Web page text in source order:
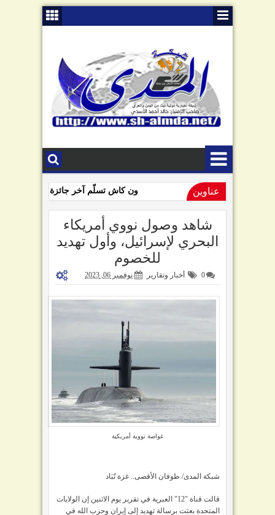
عناوين
ون كاش تسلّم آخر جائزة للفائزين
09:01 AM
شاهد وصول نووي أمريكاء
البحري لإسرائيل، وأول تهديد
للخصوم
0 أخبار وتقارير نوفمبر 06, 2023
غواصة نووية أمريكية
شبكة المدى/ طوفان الأقصى.. غزة تُبَاد
قالت قناة "12" العبرية في تقرير يوم الاثنين إن الولايات
المتحدة بعثت برسالة تهديد إلى إيران وحزب الله في